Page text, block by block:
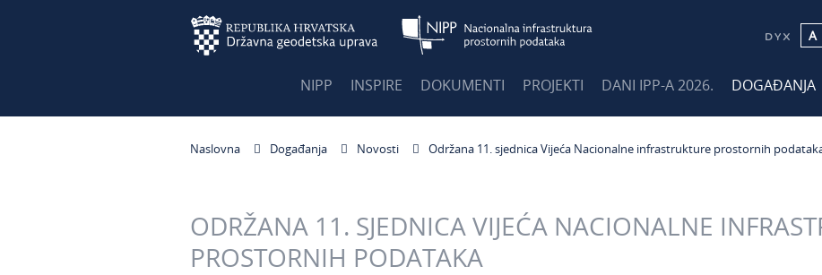
A
NIPP INSPIRE DOKUMENTI PROJEKTI DANI IPP-A 2026. DOGAĐANJA
Naslovna Događanja Novosti Održana 11. sjednica Vijeća Nacionalne infrastrukture prostornih
ODRŽANA 11. SJEDNICA VIJEĆA NACIONALNE
PROSTORNIH PODATAKA